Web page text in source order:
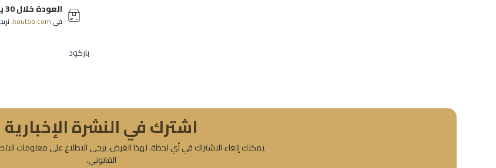
العودة خلال 30 يومًا
فيkoutob.com،
باركود
اشترك في النشرة الإخبارية
يمكنك إلغاء الاشتراك في أي لحظة. لهذا الغرض، يرجى الاطلاع على معلومات
القانوني.